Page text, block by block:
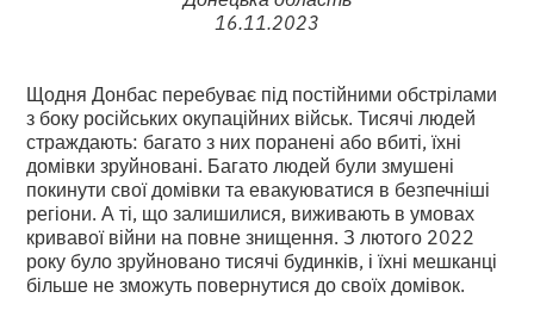
16.11.2023
Щодня Донбас перебуває під постійними обстрілами
з боку російських окупаційних військ. Тисячі людей
страждають: багато з них поранені або вбиті, їхні
домівки зруйновані. Багато людей були змушені
покинути свої домівки та евакуюватися в безпечніші
регіони. А ті, що залишилися, виживають в умовах
кривавої війни на повне знищення. З лютого 2022
року було зруйновано тисячі будинків, і їхні мешканці
більше не зможуть повернутися до своїх домівок.